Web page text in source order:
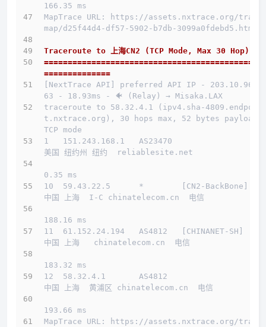
166.35 ms
MapTrace URL: https://assets.nxtrace.org/trace
map/d25f44d4-df57-5902-b7db-3099a0fdebd5.html
Traceroute to 上海CN2 (TCP Mode, Max 30 Hop)
==============================================
==============
[NextTrace API] preferred API IP - 203.10.96.1
63 - 18.93ms - 🐠 (Relay) → Misaka.LAX
traceroute to 58.32.4.1 (ipv4.sha-4809.endpoin
t.nxtrace.org), 30 hops max, 52 bytes payload,
TCP mode
1   151.243.168.1   AS23470
美国 纽约州 纽约  reliablesite.net
0.35 ms
10  59.43.22.5      *        [CN2-BackBone]
中国 上海  I-C chinatelecom.cn  电信
188.16 ms
11  61.152.24.194   AS4812   [CHINANET-SH]
中国 上海   chinatelecom.cn  电信
183.32 ms
12  58.32.4.1       AS4812
中国 上海  黄浦区 chinatelecom.cn  电信
193.66 ms
MapTrace URL: https://assets.nxtrace.org/trace